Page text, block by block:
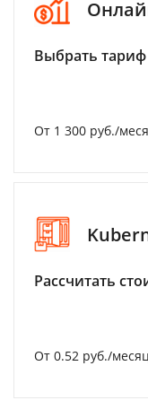
Выбрать
От 1 300 руб./
Рассчитать
От 0.52 руб./